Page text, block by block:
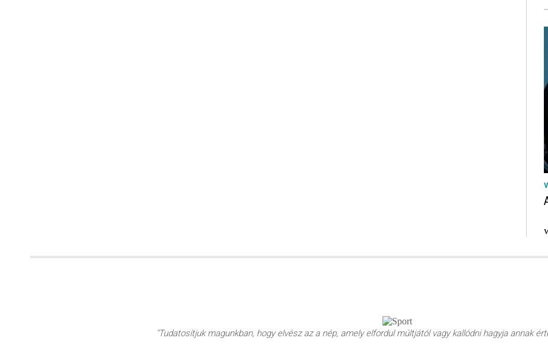
"Tudatosítjuk magunkban, hogy elvész az a nép, amely elfordul múltjától vagy kallódni hagyja annak